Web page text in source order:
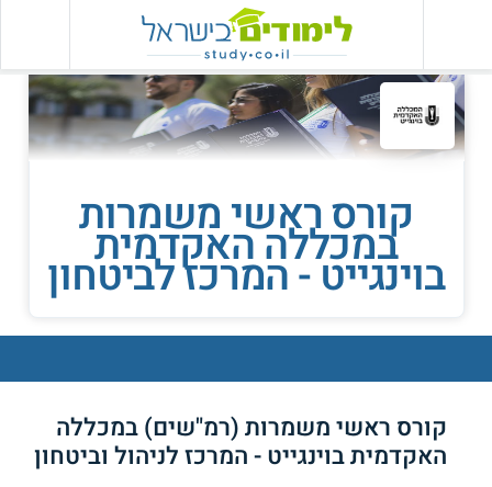
קורס ראשי משמרות
במכללה האקדמית
בוינגייט - המרכז לביטחון
קורס ראשי משמרות (רמ"שים) במכללה
האקדמית בוינגייט - המרכז לניהול וביטחון